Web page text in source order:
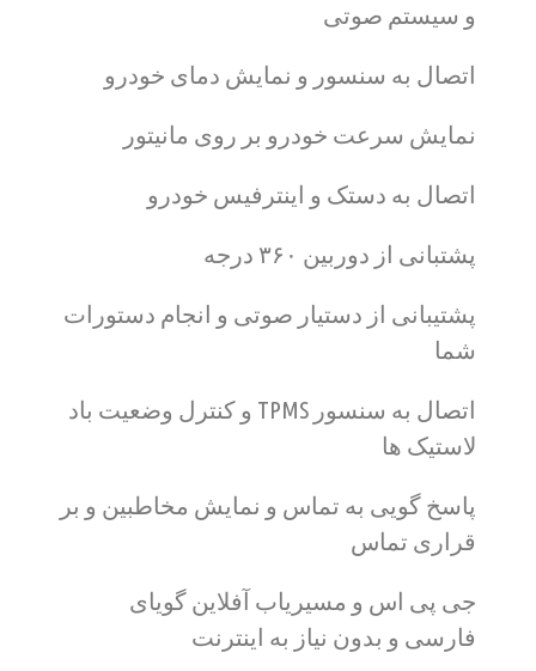
و سیستم صوتی
اتصال به سنسور و نمایش دمای خودرو
نمایش سرعت خودرو بر روی مانیتور
اتصال به دستک و اینترفیس خودرو
پشتبانی از دوربین ۳۶۰ درجه
پشتیبانی از دستیار صوتی و انجام دستورات
شما
اتصال به سنسور TPMS و کنترل وضعیت باد
لاستیک ها
پاسخ گویی به تماس و نمایش مخاطبین و بر
قراری تماس
جی پی اس و مسیریاب آفلاین گویای
فارسی و بدون نیاز به اینترنت